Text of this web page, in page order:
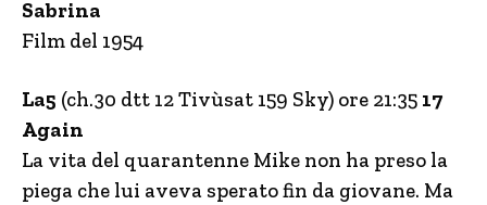
Sabrina
Film del 1954
La5 (ch.30 dtt 12 Tivùsat 159 Sky) ore 21:35 17
Again
La vita del quarantenne Mike non ha preso la
piega che lui aveva sperato fin da giovane. Ma